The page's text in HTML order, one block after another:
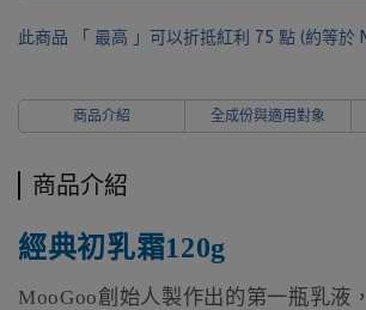
此商品 「 最高 」可以折抵紅利 75 點 (約等於
商品介紹 全成份與適用對象
商品介紹
經典初乳霜120g
MooGoo創始人製作出的第一瓶乳液，